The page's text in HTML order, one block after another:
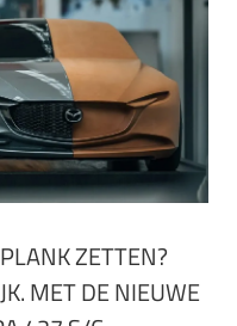
ZETTEN?
MET DE NIEUWE